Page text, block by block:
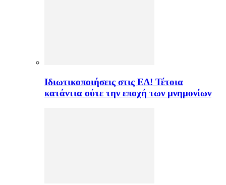
Ιδιωτικοποιήσεις στις ΕΔ! Τέτοια
κατάντια ούτε την εποχή των μνημονίων